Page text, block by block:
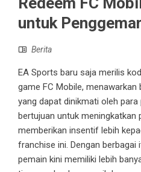
untuk Penggemar
Berita
EA Sports baru saja merilis
game FC Mobile, menawarkan
yang dapat dinikmati oleh para
bertujuan untuk meningkatkan
memberikan insentif lebih
franchise ini. Dengan berbagai
pemain kini memiliki lebih